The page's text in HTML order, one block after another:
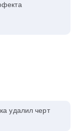
удалил черт